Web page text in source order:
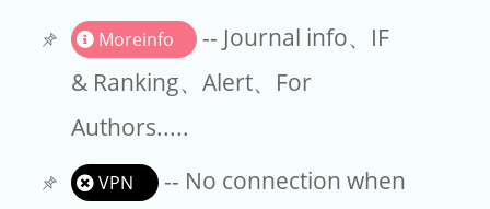
Request a Purchase
Moreinfo
-- Journal info、IF
& Ranking、Alert、For
Authors.....
VPN
-- No connection when